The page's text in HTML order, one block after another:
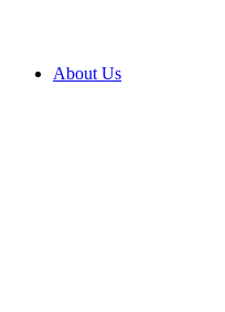
About Us